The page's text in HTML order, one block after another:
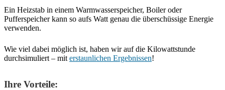
Ein Heizstab in einem Warmwasserspeicher, Boiler oder
Pufferspeicher kann so aufs Watt genau die überschüssige Energie
verwenden.
Wie viel dabei möglich ist, haben wir auf die Kilowattstunde
durchsimuliert – mit erstaunlichen Ergebnissen!
Ihre Vorteile: